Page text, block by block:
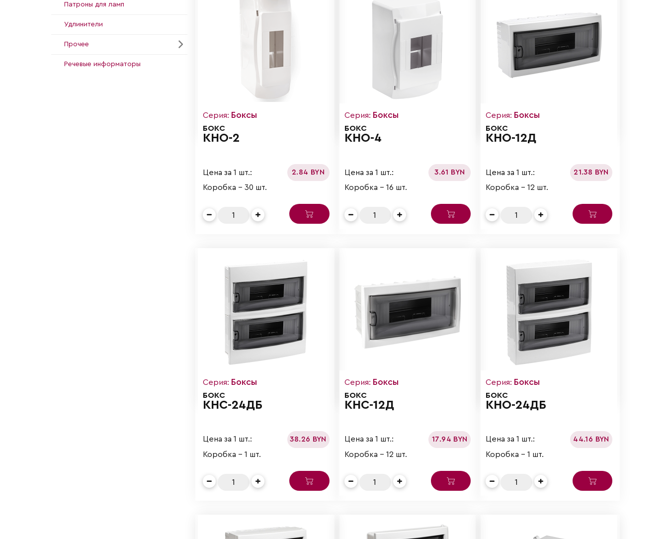
Патроны для ламп
Удлинители
Прочее
Речевые информаторы
Серия: Боксы
БОКС
КНО-2
Цена за 1 шт.: 2.84 BYN
Коробка - 30 шт.
Серия: Боксы
БОКС
КНО-4
Цена за 1 шт.: 3.61 BYN
Коробка - 16 шт.
Серия: Боксы
БОКС
КНО-12Д
Цена за 1 шт.: 21.38 BYN
Коробка - 12 шт.
Серия: Боксы
БОКС
КНС-24ДБ
Цена за 1 шт.: 38.26 BYN
Коробка - 1 шт.
Серия: Боксы
БОКС
КНС-12Д
Цена за 1 шт.: 17.94 BYN
Коробка - 12 шт.
Серия: Боксы
БОКС
КНО-24ДБ
Цена за 1 шт.: 44.16 BYN
Коробка - 1 шт.